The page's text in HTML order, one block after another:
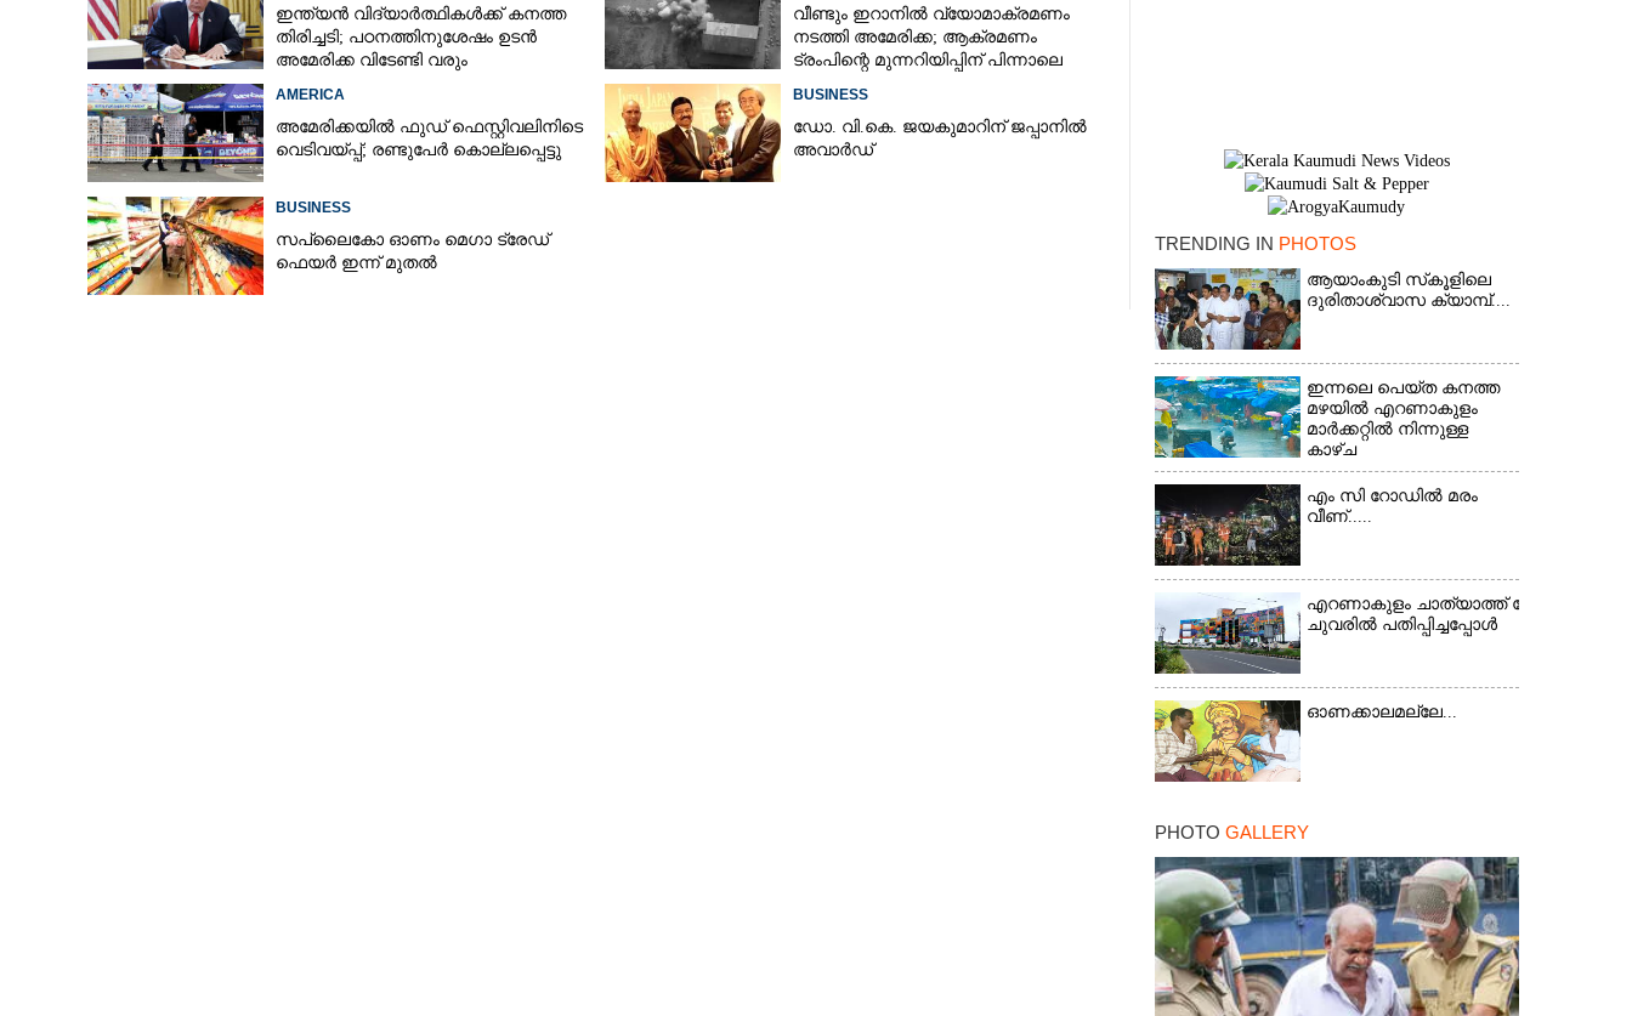
ഇന്ത്യൻ വിദ്യാർത്ഥികൾക്ക് കനത്ത
തിരിച്ചടി; പഠനത്തിനുശേഷം ഉടൻ
അമേരിക്ക വിടേണ്ടി വരും
വീണ്ടും ഇറാനിൽ വ്യോമാക്രമണം
നടത്തി അമേരിക്ക; ആക്രമണം
ട്രംപിന്റെ മുന്നറിയിപ്പിന് പിന്നാലെ
AMERICA
അമേരിക്കയിൽ ഫുഡ് ഫെസ്റ്റിവലിനിടെ
വെടിവയ്‌പ്പ്; രണ്ടുപേർ കൊല്ലപ്പെട്ടു
BUSINESS
ഡോ. വി.കെ. ജയകുമാറിന് ജപ്പാനിൽ
അവാർഡ്
BUSINESS
സപ്ലൈകോ ഓണം മെഗാ ട്രേഡ്
ഫെയർ ഇന്ന് മുതൽ
TRENDING IN PHOTOS
ആയാംകുടി സ്‌കൂളിലെ
ദുരിതാശ്വാസ ക്യാമ്പ്....
ഇന്നലെ പെയ്ത കനത്ത
മഴയിൽ എറണാകുളം
മാർക്കറ്റിൽ നിന്നുള്ള
കാഴ്ച
എം സി റോഡിൽ മരം
വീണ്.....
എറണാകുളം ചാത്യാത്ത് റോഡിൽ സ്ഥിതി
ചുവരിൽ പതിപ്പിച്ചപ്പോൾ
ഓണക്കാലമല്ലേ...
PHOTO GALLERY
×